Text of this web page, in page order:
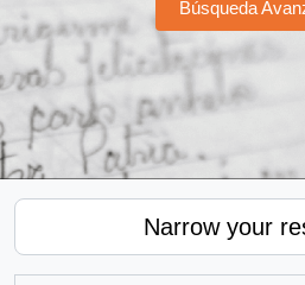
Búsqueda
Narrow your